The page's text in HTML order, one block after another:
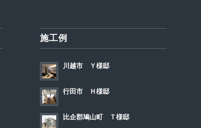
施工例
川越市 Ｙ様邸
行田市 Ｈ様邸
比企郡鳩山町 Ｔ様邸